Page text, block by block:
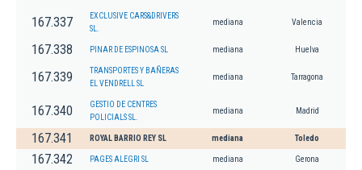
167.337
EXCLUSIVE CARS&DRIVERS
SL.
mediana Valencia
167.338 PINAR DE ESPINOSA SL mediana Huelva
167.339
TRANSPORTES Y BAÑERAS
EL VENDRELL SL
mediana Tarragona
167.340
GESTIO DE CENTRES
POLICIALS SL.
mediana Madrid
167.341 ROYAL BARRIO REY SL mediana Toledo
167.342 PAGES ALEGRI SL mediana Gerona